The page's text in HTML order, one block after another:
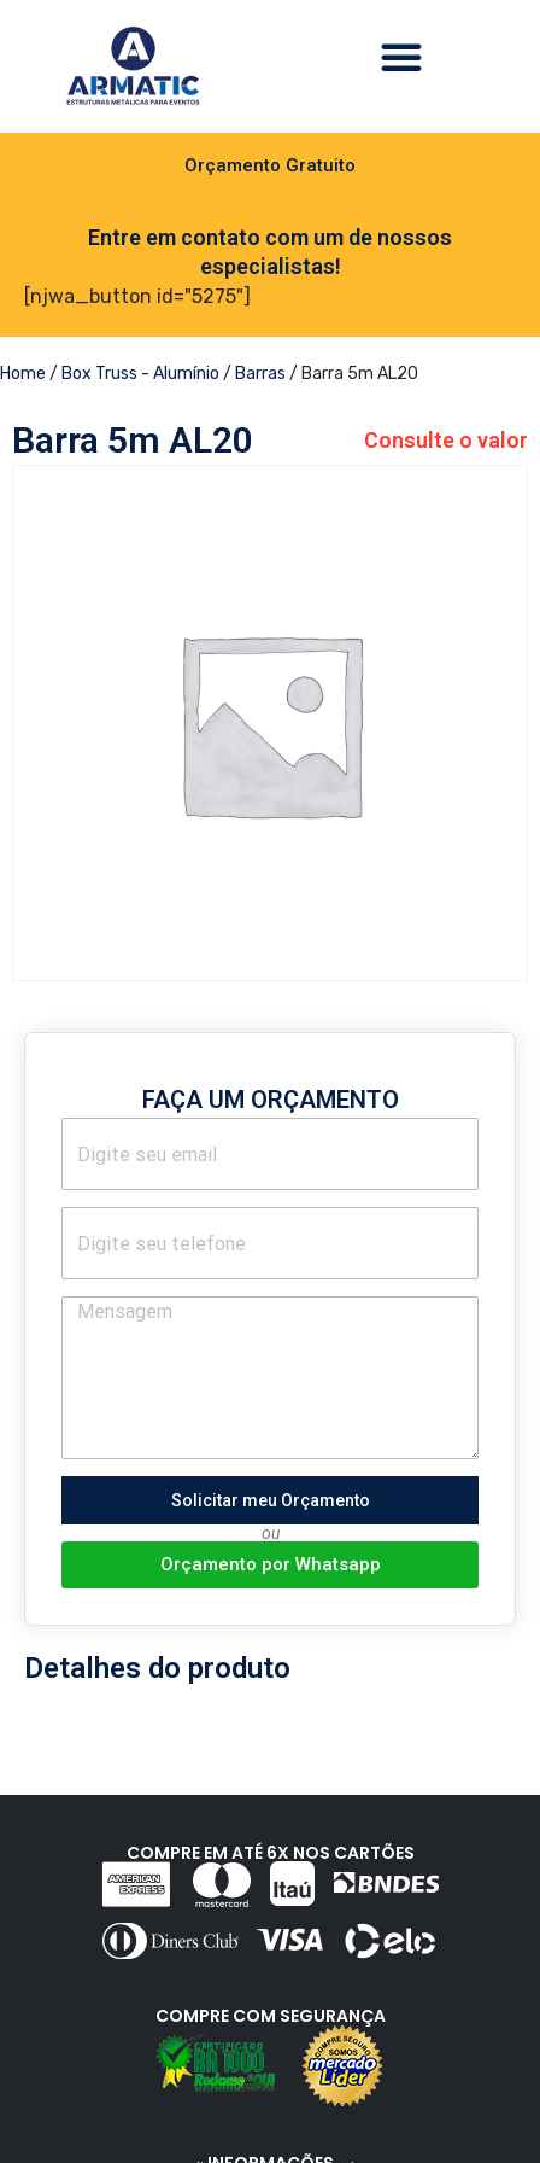
Orçamento Gratuito
Entre em contato com um de nossos
especialistas!
[njwa_button id="5275"]
Home / Box Truss - Alumínio / Barras / Barra 5m AL20
Barra 5m AL20 Consulte o valor
FAÇA UM ORÇAMENTO
Solicitar meu Orçamento
ou
Orçamento por Whatsapp
Detalhes do produto
COMPRE EM ATÉ 6X NOS CARTÕES
COMPRE COM SEGURANÇA